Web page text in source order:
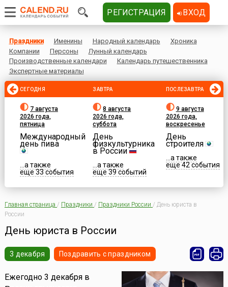
Праздники Именины Народный календарь
Хроника
Компании
Персоны
Лунный календарь
Производственные календари
Календарь путешественника
Экспертные материалы
СЕГОДНЯ
7 августа
2026 года,
пятница
Международный
день пива
...а также
еще 33 события
ЗАВТРА
8 августа
2026 года,
суббота
День
физкультурника
в России
...а также
еще 39 событий
ПОСЛЕЗАВТРА
9 августа
2026 года,
воскресенье
День
строителя
...а также
еще 42 события
Главная страница / Праздники / Праздники России / День юриста в
России
День юриста в России
3 декабря Поздравить с праздником
Ежегодно 3 декабря в
РЕГИСТРАЦИЯ ВХОД